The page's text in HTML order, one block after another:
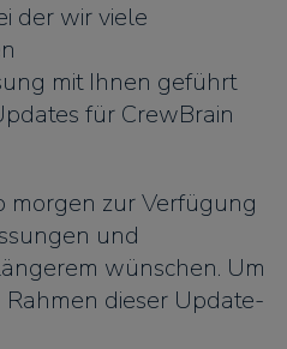
der wir viele
mit Ihnen geführt
für CrewBrain
morgen zur Verfügung
und
wünschen. Um
dieser Update-